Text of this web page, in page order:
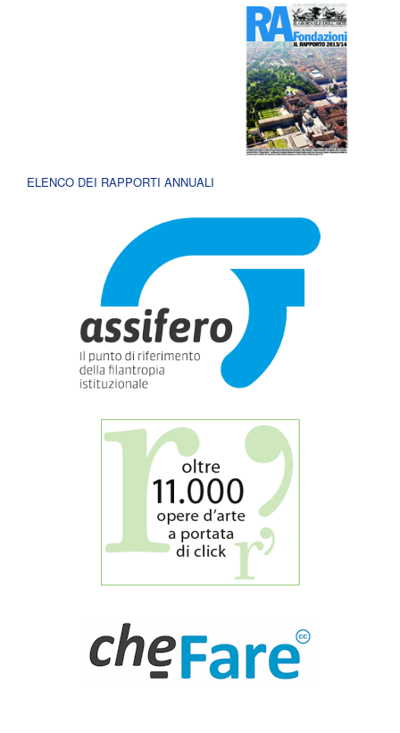
ELENCO DEI RAPPORTI ANNUALI